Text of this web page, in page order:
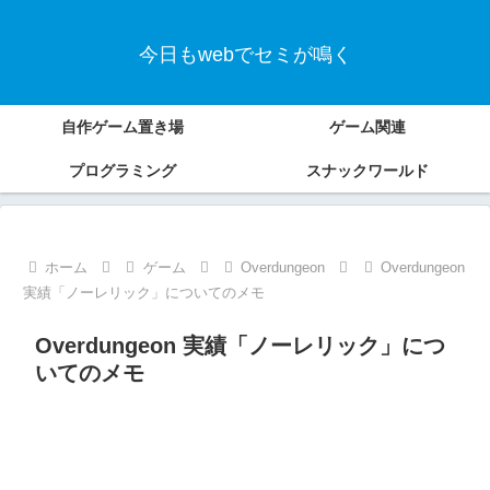
今日もwebでセミが鳴く
自作ゲーム置き場 ゲーム関連
プログラミング スナックワールド
ホーム ゲーム Overdungeon
Overdungeon
実績「ノーレリック」についてのメモ
Overdungeon 実績「ノーレリック」につ
いてのメモ